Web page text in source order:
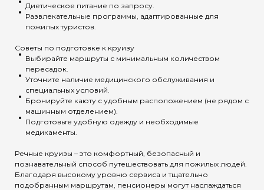
Диетическое питание по запросу.
Развлекательные программы, адаптированные для
пожилых туристов.
Советы по подготовке к круизу
Выбирайте маршруты с минимальным количеством
пересадок.
Уточните наличие медицинского обслуживания и
специальных условий.
Бронируйте каюту с удобным расположением (не рядом с
машинным отделением).
Подготовьте удобную одежду и необходимые
медикаменты.
Речные круизы – это комфортный, безопасный и
познавательный способ путешествовать для пожилых людей.
Благодаря высокому уровню сервиса и тщательно
подобранным маршрутам, пенсионеры могут наслаждаться